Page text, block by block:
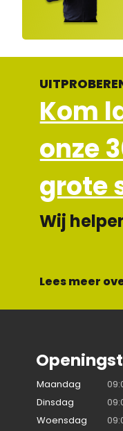
Kom
onze
grote
Wij
Lees meer
Maandag
Dinsdag
Woensdag